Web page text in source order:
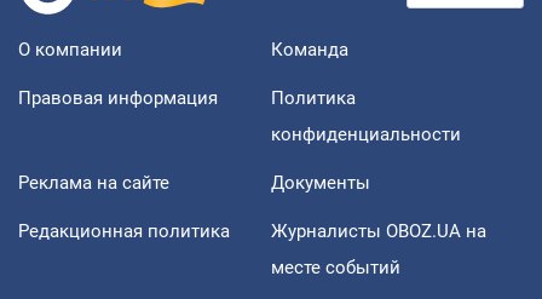
О компании Команда
Правовая информация
Политика
конфиденциальности
Реклама на сайте Документы
Редакционная политика
Журналисты OBOZ.UA на
месте событий